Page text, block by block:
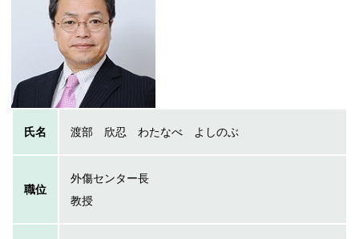
氏名 渡部 欣忍 わたなべ よしのぶ
職位
外傷センター長
教授